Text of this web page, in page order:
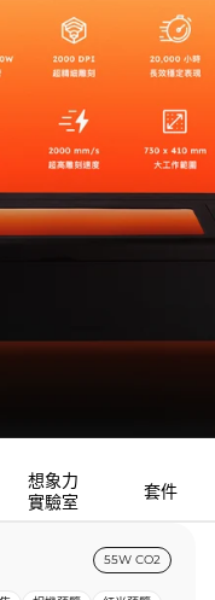
想象力
實驗室
套件
55W CO2